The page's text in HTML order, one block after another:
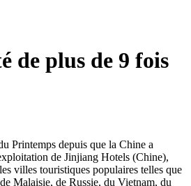
de plus de 9 fois
Printemps depuis que la Chine a
de Jinjiang Hotels (Chine),
villes touristiques populaires telles que
Malaisie, de Russie, du Vietnam, du